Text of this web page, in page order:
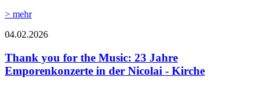
> mehr
04.02.2026
Thank you for the Music: 23 Jahre
Emporenkonzerte in der Nicolai - Kirche